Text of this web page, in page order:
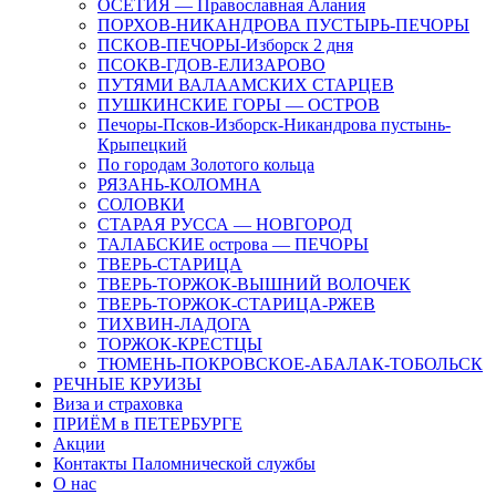
ОСЕТИЯ — Православная Алания
ПОРХОВ-НИКАНДРОВА ПУСТЫРЬ-ПЕЧОРЫ
ПСКОВ-ПЕЧОРЫ-Изборск 2 дня
ПСОКВ-ГДОВ-ЕЛИЗАРОВО
ПУТЯМИ ВАЛААМСКИХ СТАРЦЕВ
ПУШКИНСКИЕ ГОРЫ — ОСТРОВ
Печоры-Псков-Изборск-Никандрова пустынь-
Крыпецкий
По городам Золотого кольца
РЯЗАНЬ-КОЛОМНА
СОЛОВКИ
СТАРАЯ РУССА — НОВГОРОД
ТАЛАБСКИЕ острова — ПЕЧОРЫ
ТВЕРЬ-СТАРИЦА
ТВЕРЬ-ТОРЖОК-ВЫШНИЙ ВОЛОЧЕК
ТВЕРЬ-ТОРЖОК-СТАРИЦА-РЖЕВ
ТИХВИН-ЛАДОГА
ТОРЖОК-КРЕСТЦЫ
ТЮМЕНЬ-ПОКРОВСКОЕ-АБАЛАК-ТОБОЛЬСК
РЕЧНЫЕ КРУИЗЫ
Виза и страховка
ПРИЁМ в ПЕТЕРБУРГЕ
Акции
Контакты Паломнической службы
О нас